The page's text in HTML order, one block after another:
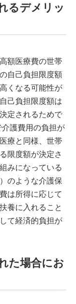
るデメリッ
額医療費の世帯
自己負担限度額
くなる可能性が
己負担限度額は
定されるためで
護費用の負担が
療と同様、世帯
限度額が決定さ
みになっている
のような介護保
は所得に応じて
養に入れること
て経済的負担が
た場合にお